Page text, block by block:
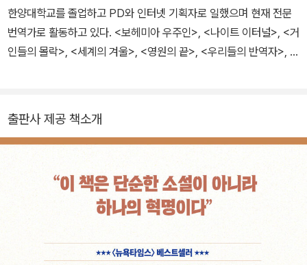
동시에 아마존 ‘최고의 책’으로 선정되었고 메사추세츠북어워드상,
미국도서관협회 알렉스상을 수상하며 문단에 신선한 반향을 일으켰
다. 2017년 발표한 《작은 불씨는 어디에나》는 〈피플〉 〈워싱턴포스
한양대학교를 졸업하고 PD와 인터넷 기획자로 일했으며 현재 전문
번역가로 활동하고 있다. <보헤미아 우주인>, <나이트 이터널>, <거
인들의 몰락>, <세계의 겨울>, <영원의 끝>, <우리들의 반역자>, <
<자비의 시간>, 요 네스뵈의 <블러드 문> 등 다수의 소설과 인문서
를 번역했다.
출판사 제공 책소개